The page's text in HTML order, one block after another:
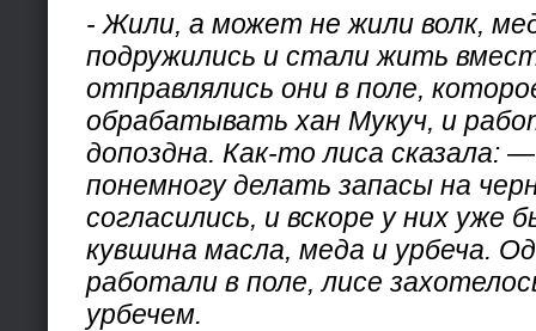
- Жили, а может не жили волк,
подружились и стали жить
отправлялись они в поле,
обрабатывать хан Мукуч, и
допоздна. Как-то лиса сказала:
понемногу делать запасы на
согласились, и вскоре у них уже
кувшина масла, меда и урбеча.
работали в поле, лисе
урбечем.